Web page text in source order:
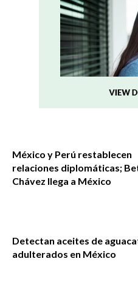
México y Perú restablecen
relaciones diplomáticas;
Chávez llega a México
Detectan aceites de
adulterados en México